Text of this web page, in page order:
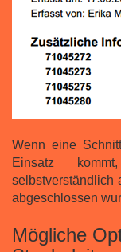
Wenn eine
Einsatz
selbstverständlich
abgeschlossen
Mögliche